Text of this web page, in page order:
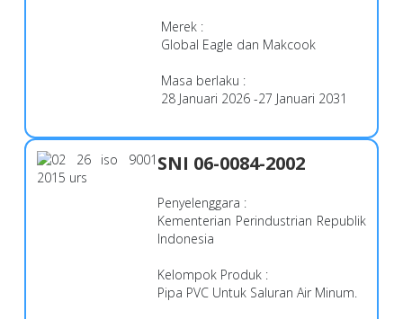
Merek :
Global Eagle dan Makcook
Masa berlaku :
28 Januari 2026 -27 Januari 2031
SNI 06-0084-2002
Penyelenggara :
Kementerian Perindustrian Republik
Indonesia
Kelompok Produk :
Pipa PVC Untuk Saluran Air Minum.